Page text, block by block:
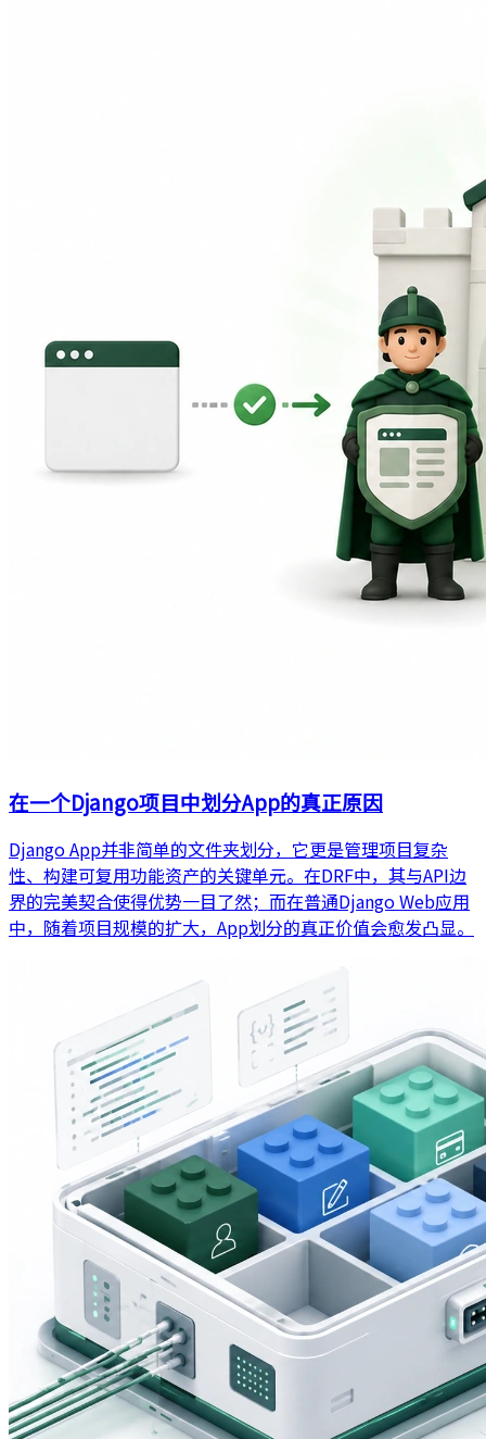
在一个Django项目中划分App的真正原因
Django App并非简单的文件夹划分，它更是管理项目复杂
性、构建可复用功能资产的关键单元。在DRF中，其与API边
界的完美契合使得优势一目了然；而在普通Django Web应用
中，随着项目规模的扩大，App划分的真正价值会愈发凸显。